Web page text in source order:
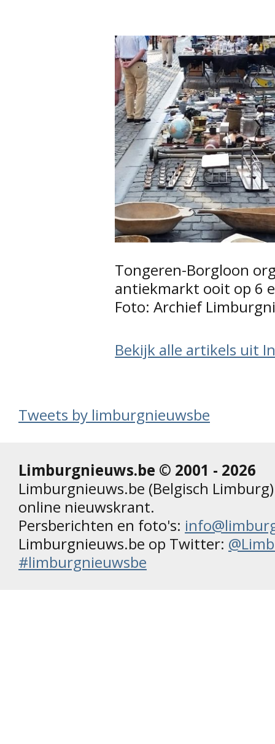
Tongeren-Borgloon
antiekmarkt ooit op 6
Foto: Archief
Bekijk alle artikels uit
Tweets by limburgnieuwsbe
Limburgnieuws.be © 2001 - 2026
Limburgnieuws.be (Belgisch
online nieuwskrant.
Persberichten en foto's:
Limburgnieuws.be op Twitter:
#limburgnieuwsbe